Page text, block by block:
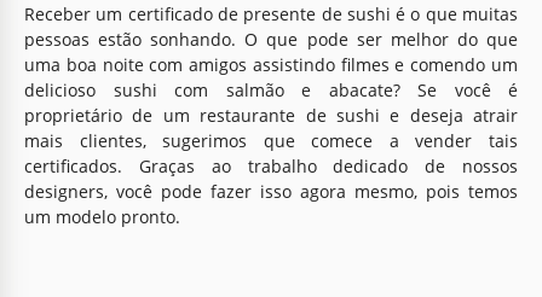
Receber um certificado de presente de sushi é o que muitas
pessoas estão sonhando. O que pode ser melhor do que
uma boa noite com amigos assistindo filmes e comendo um
delicioso sushi com salmão e abacate? Se você é
proprietário de um restaurante de sushi e deseja atrair
mais clientes, sugerimos que comece a vender tais
certificados. Graças ao trabalho dedicado de nossos
designers, você pode fazer isso agora mesmo, pois temos
um modelo pronto.